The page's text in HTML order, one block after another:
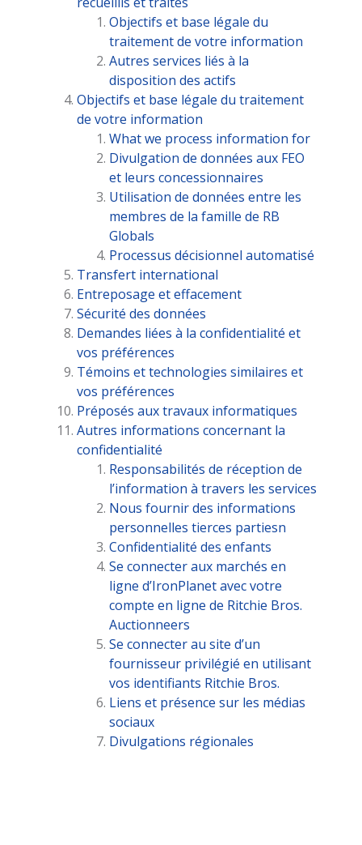
Objectifs et base légale du
traitement de votre information
Autres services liés à la
disposition des actifs
Objectifs et base légale du traitement
de votre information
What we process information for
Divulgation de données aux FEO
et leurs concessionnaires
Utilisation de données entre les
membres de la famille de RB
Globals
Processus décisionnel automatisé
Transfert international
Entreposage et effacement
Sécurité des données
Demandes liées à la confidentialité et
vos préférences
Témoins et technologies similaires et
vos préférences
Préposés aux travaux informatiques
Autres informations concernant la
confidentialité
Responsabilités de réception de
l’information à travers les services
Nous fournir des informations
personnelles tierces partiesn
Confidentialité des enfants
Se connecter aux marchés en
ligne d’IronPlanet avec votre
compte en ligne de Ritchie Bros.
Auctionneers
Se connecter au site d’un
fournisseur privilégié en utilisant
vos identifiants Ritchie Bros.
Liens et présence sur les médias
sociaux
Divulgations régionales